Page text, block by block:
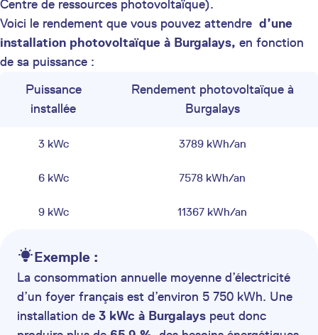
Centre de ressources photovoltaïque).
Voici le rendement que vous pouvez attendre d’une
installation photovoltaïque à Burgalays, en fonction
de sa puissance :
Puissance
installée
Rendement photovoltaïque à
Burgalays
3 kWc 3789 kWh/an
6 kWc 7578 kWh/an
9 kWc 11367 kWh/an
Exemple :
La consommation annuelle moyenne d’électricité
d’un foyer français est d’environ 5 750 kWh. Une
installation de 3 kWc à Burgalays peut donc